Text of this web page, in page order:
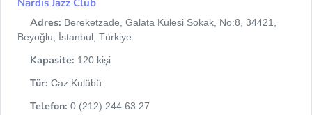
Nardis Jazz Club
Adres: Bereketzade, Galata Kulesi Sokak, No:8, 34421,
Beyoğlu, İstanbul, Türkiye
Kapasite: 120 kişi
Tür: Caz Kulübü
Telefon: 0 (212) 244 63 27